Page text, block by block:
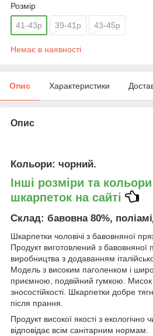
Розмір
41-43р 39-41р 43-45р
Немає в наявності
Опис Характеристики
Опис
Кольори: чорний.
Інші розміри та кольори
шкарпеток на сайті
Склад: бавовна 80%,
Шкарпетки чоловічі з бавовняної
Продукт виготовлений з бавовняної
виробництва з додаванням
Модель з високим паголенком і
приємною, подвійний гумкою. Мисок
зносостійкості. Шкарпетки добре
після прання.
Продукт високої якості з екологічно
відповідає всім санітарним нормам.